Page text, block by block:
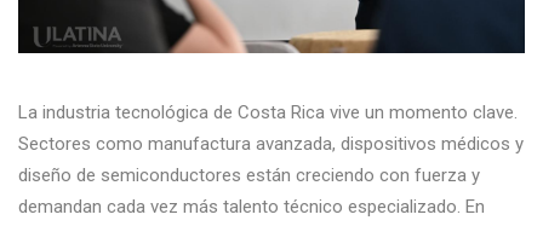
La industria tecnológica de Costa Rica vive un momento clave.
Sectores como manufactura avanzada, dispositivos médicos y
diseño de semiconductores están creciendo con fuerza y
demandan cada vez más talento técnico especializado. En